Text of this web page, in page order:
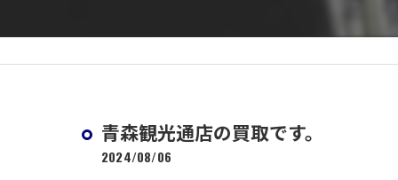
青森観光通店の買取です。
2024/08/06